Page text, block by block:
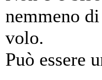
nemmeno
volo.
Può essere